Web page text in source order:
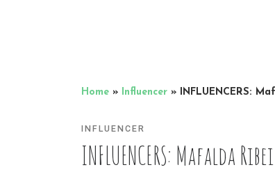
Home » Influencer » INFLUENCERS:
INFLUENCER
INFLUENCERS: Mafalda